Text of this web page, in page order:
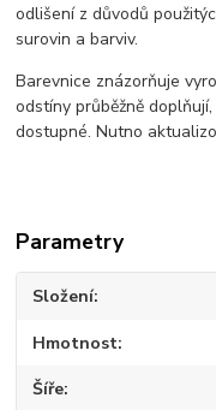
odlišení z důvodů
surovin a barviv.
Barevnice znázorňuje
odstíny průběžně
dostupné. Nutno
Parametry
Složení
Hmotnost
Šíře